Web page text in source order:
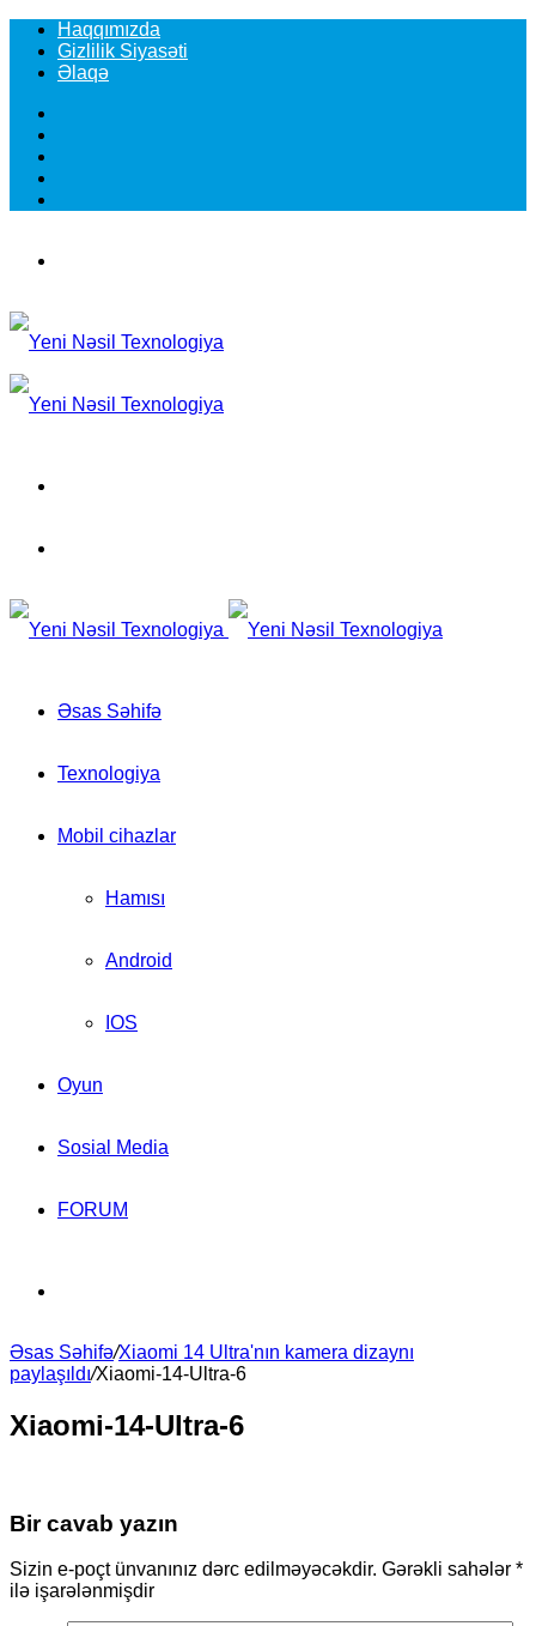
Haqqımızda
Gizlilik Siyasəti
Əlaqə
Əsas Səhifə
Texnologiya
Mobil cihazlar
Hamısı
Android
IOS
Oyun
Sosial Media
FORUM
for
Əsas Səhifə/Xiaomi 14 Ultra'nın kamera dizaynı
paylaşıldı/Xiaomi-14-Ultra-6
Xiaomi-14-Ultra-6
Bir cavab yazın
Sizin e-poçt ünvanınız dərc edilməyəcəkdir. Gərəkli sahələr *
ilə işarələnmişdir